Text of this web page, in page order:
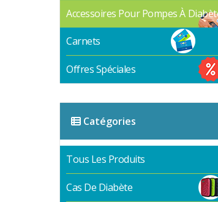
Accessoires Pour Pompes À
Carnets
Offres Spéciales
Catégories
Tous Les Produits
Cas De Diabète